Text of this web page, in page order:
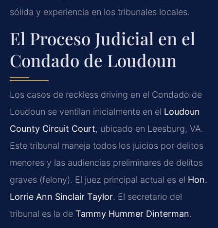
sólida y experiencia en los tribunales locales.
El Proceso Judicial en el
Condado de Loudoun
Los casos de reckless driving en el Condado de
Loudoun se ventilan inicialmente en el Loudoun
County Circuit Court, ubicado en Leesburg, VA.
Este tribunal maneja todos los juicios por delitos
menores y las audiencias preliminares de delitos
graves (felony). El juez principal actual es el Hon.
Lorrie Ann Sinclair Taylor. El secretario del
tribunal es la de Tammy Hummer Dinterman.